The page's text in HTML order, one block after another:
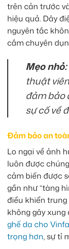
trên cản trước
hiệu quả. Dây
nguyên tắc
cắm chuyên
Mẹo nhỏ:
thuật
đảm bảo
sự cố về
Đảm bảo an
Lo ngại về ảnh
luôn được
cảm biến được
gần như “tàng
điều khiển
không gây
ghế da cho
trọng hơn, sự tỉ